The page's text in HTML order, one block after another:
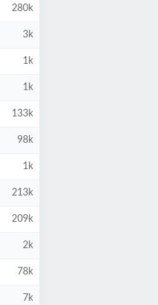
280k
3k
1k
1k
133k
98k
1k
213k
209k
2k
78k
7k